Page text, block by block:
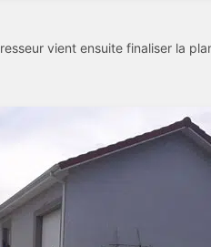
vient ensuite finaliser la